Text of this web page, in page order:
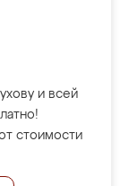
и всей
стоимости